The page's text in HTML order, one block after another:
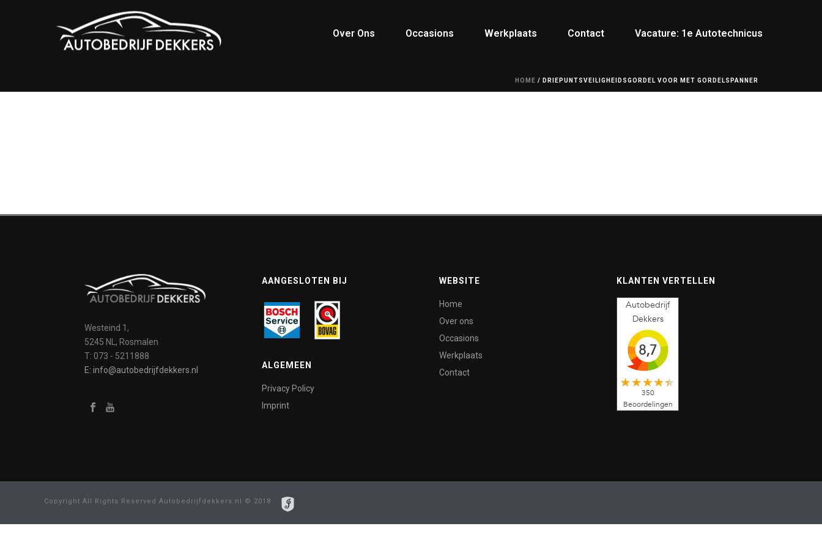
Over Ons Occasions Werkplaats Contact Vacature: 1e Autotechnicus
HOME / DRIEPUNTSVEILIGHEIDSGORDEL VOOR MET GORDELSPANNER
Westeind 1,
5245 NL, Rosmalen
T: 073 - 5211888
E: info@autobedrijfdekkers.nl
AANGESLOTEN BIJ
ALGEMEEN
Privacy Policy
Imprint
WEBSITE
Home
Over ons
Occasions
Werkplaats
Contact
KLANTEN VERTELLEN
Autobedrijf
Dekkers
8,7
350
Beoordelingen
Copyright All Rights Reserved Autobedrijfdekkers.nl © 2018